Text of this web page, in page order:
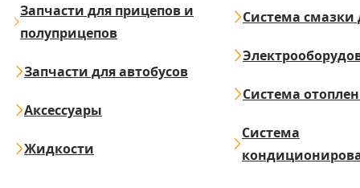
Запчасти для прицепов и
полуприцепов
Запчасти для автобусов
Аксессуары
Жидкости
Система смазки
Система
Система